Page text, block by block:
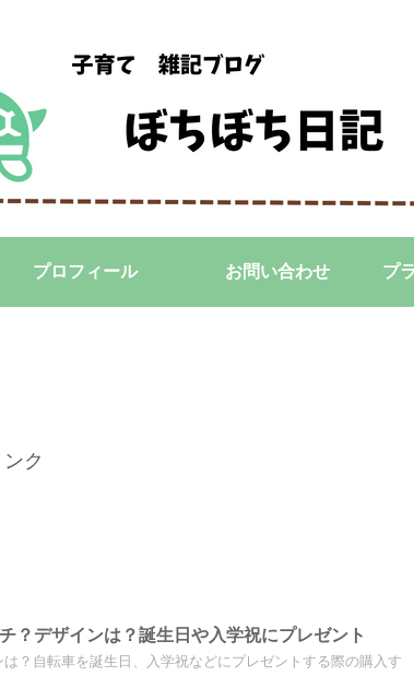
プロフィール お問い合わせ プ
ク
？デザインは？誕生日や入学祝にプレゼント
？自転車を誕生日、入学祝などにプレゼントする際の購入す